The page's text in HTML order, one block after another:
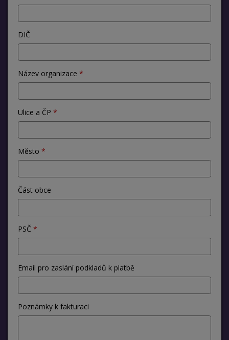
DIČ
Název organizace
Ulice a ČP
Město
Část obce
PSČ
Email pro zaslání podkladů k platbě
Poznámky k fakturaci